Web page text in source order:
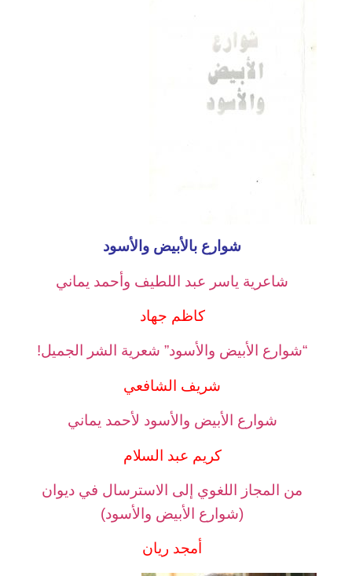
شوارع بالأبيض والأسود
شاعرية ياسر عبد اللطيف وأحمد يماني
كاظم جهاد
“شوارع الأبيض والأسود” شعرية الشر الجميل!
شريف الشافعي
شوارع الأبيض والأسود لأحمد يماني
كريم عبد السلام
من المجاز اللغوي إلى الاسترسال في ديوان
(شوارع الأبيض والأسود)
أمجد ريان